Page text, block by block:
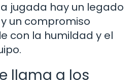
jugada hay un legado
un compromiso
con la humildad y el
llama a los